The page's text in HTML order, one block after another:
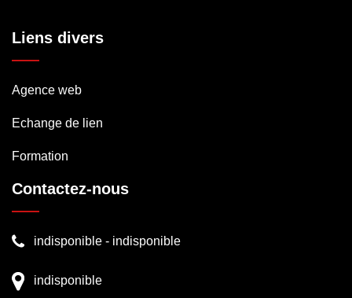
Liens divers
Agence web
Echange de lien
Formation
Contactez-nous
indisponible - indisponible
indisponible